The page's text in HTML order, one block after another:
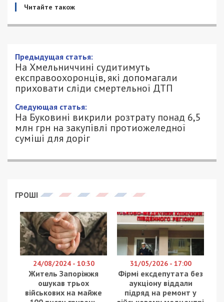
Читайте також
Предыдущая статья:
На Хмельниччині судитимуть
експравоохоронців, які допомагали
приховати сліди смертельної ДТП
Следующая статья:
На Буковині викрили розтрату понад 6,5
млн грн на закупівлі протиожеледної
суміші для доріг
ГРОШІ
24/08/2024 - 10:30
Житель Запоріжжя
ошукав трьох
військових на майже
31/05/2026 - 17:00
Фірмі ексдепутата без
аукціону віддали
підряд на ремонт у